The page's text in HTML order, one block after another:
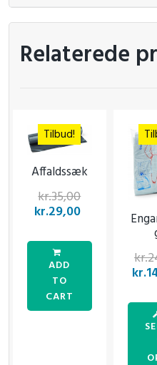
Relaterede
Tilbud!
Affaldssæk
kr.35,00
kr.29,00
ADD
TO
CART
kr.
kr.